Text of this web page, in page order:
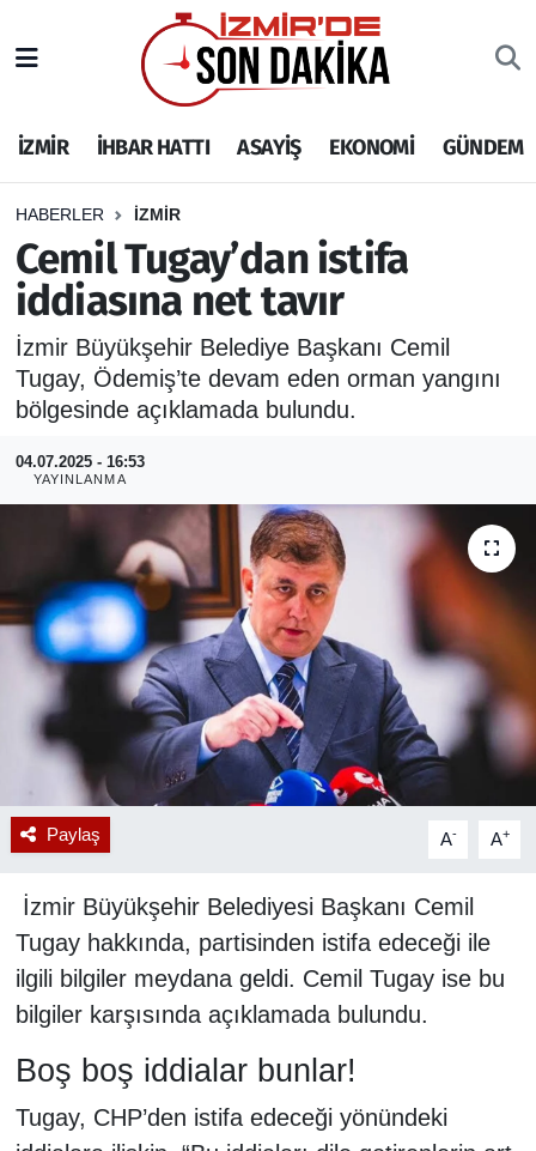
İZMİR İHBAR HATTI ASAYİŞ EKONOMİ GÜNDEM
HABERLER İZMİR
Cemil Tugay’dan istifa
iddiasına net tavır
İzmir Büyükşehir Belediye Başkanı Cemil
Tugay, Ödemiş’te devam eden orman yangını
bölgesinde açıklamada bulundu.
04.07.2025 - 16:53
YAYINLANMA
Paylaş A- A+
İzmir Büyükşehir Belediyesi Başkanı Cemil
Tugay hakkında, partisinden istifa edeceği ile
ilgili bilgiler meydana geldi. Cemil Tugay ise bu
bilgiler karşısında açıklamada bulundu.
Boş boş iddialar bunlar!
Tugay, CHP’den istifa edeceği yönündeki
İHBAR HATTI
DEPREM
GENEL
EKONOMİ
SİYASET
SPOR
ASAYİŞ
RESMİ REKLAM
İzmir Nöbetçi Eczaneler
İzmir Hava Durumu
İzmir Namaz Vakitleri
İzmir Trafik Yoğunluk Haritası
Puan Durumu ve Fikstür
Tüm Manşetler
Son Dakika Haberleri
Haber Arşivi